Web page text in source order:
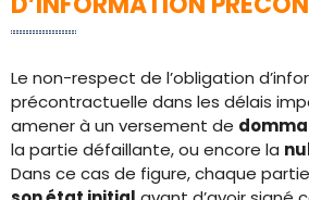
Le non-respect de l’obligation
précontractuelle dans les délais
amener à un versement de
la partie défaillante, ou encore la
Dans ce cas de figure, chaque